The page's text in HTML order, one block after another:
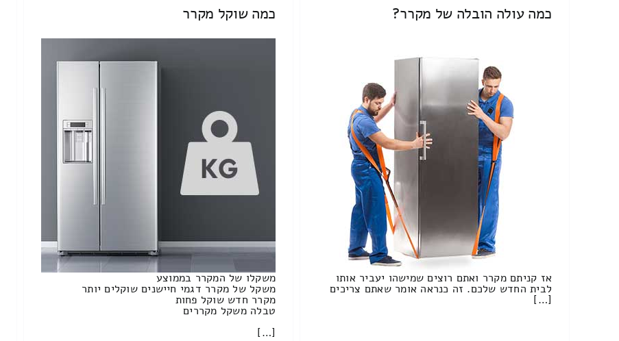
כמה עולה הובלה של מקרר?
אז קניתם מקרר ואתם רוצים שמישהו יעביר אותו
לבית החדש שלכם. זה כנראה אומר שאתם צריכים
[…]
כמה שוקל מקרר
משקלו של המקרר בממוצע
משקל של מקרר דגמי חיישנים שוקלים יותר
מקרר חדש שוקל פחות
טבלה משקל מקררים
[…]